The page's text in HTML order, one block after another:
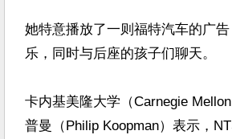
她特意播放了一则福特汽车的广
乐，同时与后座的孩子们聊天。
卡内基美隆大学（Carnegie
普曼（Philip Koopman）表示，